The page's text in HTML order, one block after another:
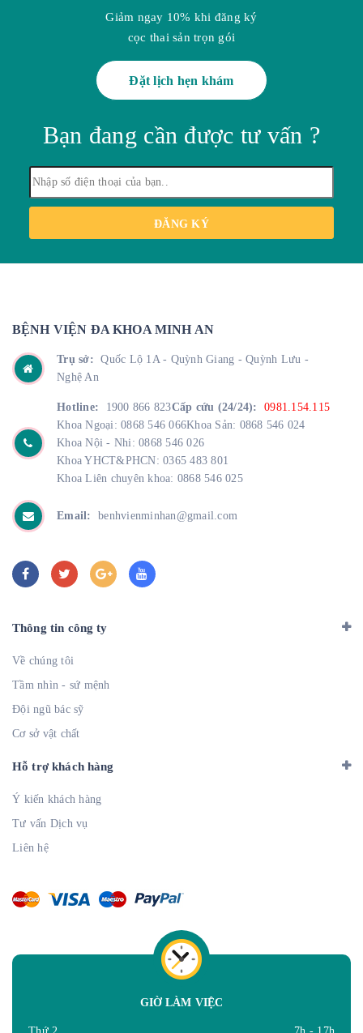
Giảm ngay 10% khi đăng ký
cọc thai sản trọn gói
Đặt lịch hẹn khám
Bạn đang cần được tư vấn ?
ĐĂNG KÝ
BỆNH VIỆN ĐA KHOA MINH AN
Trụ sở:Quốc Lộ 1A - Quỳnh Giang - Quỳnh Lưu -
Nghệ An
Hotline: 1900 866 823Cấp cứu (24/24): 0981.154.115
Khoa Ngoại: 0868 546 066Khoa Sản: 0868 546 024
Khoa Nội - Nhi: 0868 546 026
Khoa YHCT&PHCN: 0365 483 801
Khoa Liên chuyên khoa: 0868 546 025
Email: benhvienminhan@gmail.com
Thông tin công ty
Về chúng tôi
Tầm nhìn - sứ mệnh
Đội ngũ bác sỹ
Cơ sở vật chất
Hỗ trợ khách hàng
Ý kiến khách hàng
Tư vấn Dịch vụ
Liên hệ
GIỜ LÀM VIỆC